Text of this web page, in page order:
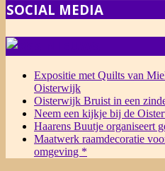
SOCIAL MEDIA
Expositie met Quilts van
Oisterwijk
Oisterwijk Bruist in een
Neem een kijkje bij de
Haarens Buutje organiseert
Maatwerk raamdecoratie
omgeving *